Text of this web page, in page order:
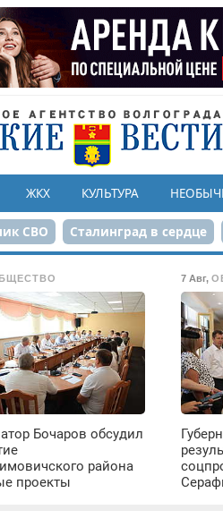
ЖКХ КУЛЬТУРА
СВО Сталинград в сердце
летие Победы Парк Героев-
Бочаров обсудил
района
проекты
7 Авг,